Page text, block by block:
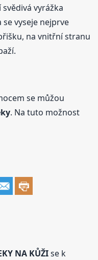
vyrážka
vyseje nejprve
na vnitřní stranu
se můžou
. Na tuto možnost
NA KŮŽIse k